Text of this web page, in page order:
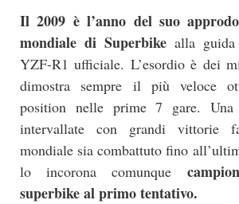
Il 2009 è l’anno del suo
mondiale di Superbike alla
YZF-R1 ufficiale. L’esordio è dei
dimostra sempre il più veloce
position nelle prime 7 gare.
intervallate con grandi vittorie
mondiale sia combattuto fino
lo incorona comunque
superbike al primo tentativo.